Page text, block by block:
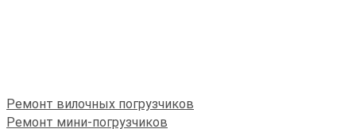
Ремонт вилочных погрузчиков
Ремонт мини-погрузчиков